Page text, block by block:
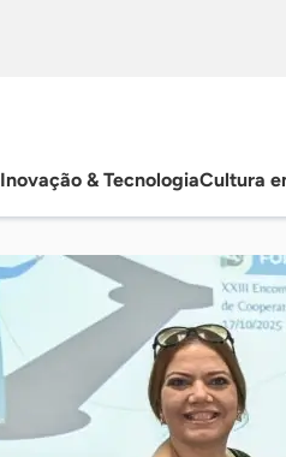
Inovação & TecnologiaCultura